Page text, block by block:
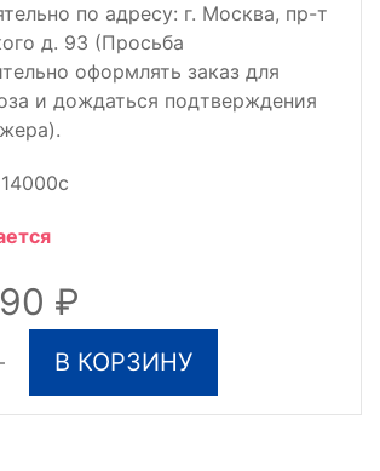
по адресу: г. Москва, пр-т
д. 93 (Просьба
оформлять заказ для
и дождаться подтверждения
В КОРЗИНУ